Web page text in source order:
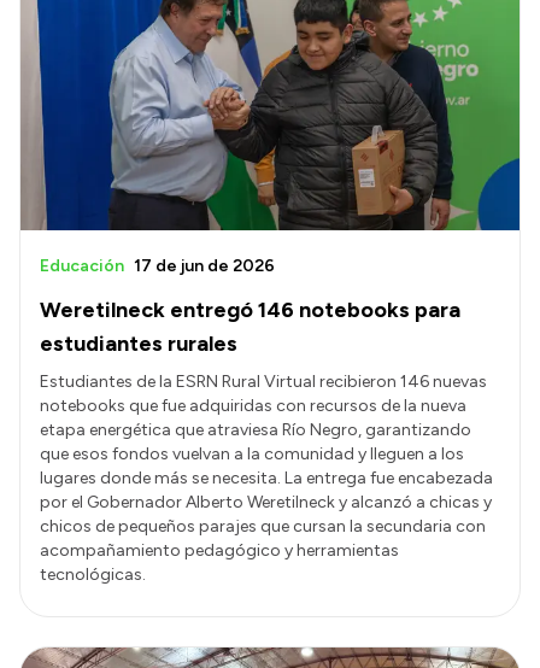
Weretilneck entregó 146 notebooks para
estudiantes rurales
Educación 17 de jun de 2026
Estudiantes de la ESRN Rural Virtual recibieron 146 nuevas
notebooks que fue adquiridas con recursos de la nueva
etapa energética que atraviesa Río Negro, garantizando
que esos fondos vuelvan a la comunidad y lleguen a los
lugares donde más se necesita. La entrega fue encabezada
por el Gobernador Alberto Weretilneck y alcanzó a chicas y
chicos de pequeños parajes que cursan la secundaria con
acompañamiento pedagógico y herramientas
tecnológicas.